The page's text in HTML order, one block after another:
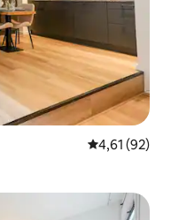
Середня
4,61 (92)